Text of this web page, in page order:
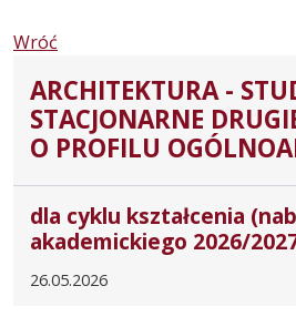
Wróć
ARCHITEKTURA -
STACJONARNE
O PROFILU
dla cyklu kształcenia
akademickiego 2026/
26.05.2026